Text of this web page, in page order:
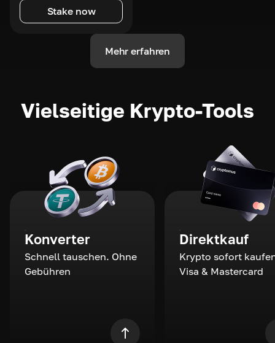
Stake now
Mehr erfahren
Vielseitige Krypto-Tools
Konverter
Schnell tauschen. Ohne
Gebühren
Direktkauf
Krypto sofort
Visa & Mastercard